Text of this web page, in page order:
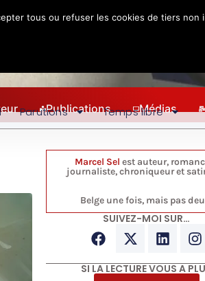
Publications Médias
Parutions Temps libre
Marcel Sel est auteur,
journaliste, chroniqueur et
Belge une fois, mais pas
SUIVEZ-MOI SUR…
SI LA LECTURE VOUS A
tous ou refuser les cookies de tiers non